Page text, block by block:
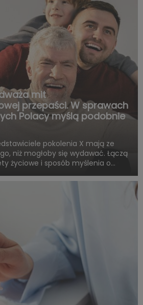
mit
przepaści. W sprawach
Polacy myślą podobnie
pokolenia X mają ze
niż mogłoby się wydawać. Łączą
życiowe i sposób myślenia o
przede wszystkim: